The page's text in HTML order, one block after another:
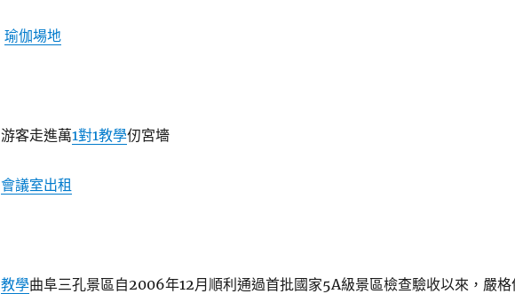
瑜伽場地
游客走進萬1對1教學仞宮墻
會議室出租
教學曲阜三孔景區自2006年12月順利通過首批國家5A級景區檢查驗收以來，嚴格